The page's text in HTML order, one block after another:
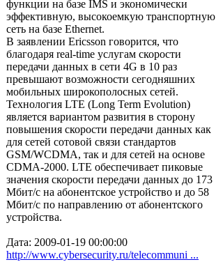
функции на базе IMS и экономически
эффективную, высокоемкую транспортную
сеть на базе Ethernet.
В заявлении Ericsson говорится, что
благодаря real-time услугам скорости
передачи данных в сети 4G в 10 раз
превышают возможности сегодняшних
мобильных широкополосных сетей.
Технология LTE (Long Term Evolution)
является вариантом развития в сторону
повышения скорости передачи данных как
для сетей сотовой связи стандартов
GSM/WCDMA, так и для сетей на основе
CDMA-2000. LTE обеспечивает пиковые
значения скорости передачи данных до 173
Мбит/с на абонентское устройство и до 58
Мбит/с по направлению от абонентского
устройства.
Дата: 2009-01-19 00:00:00
http://www.cybersecurity.ru/telecommuni ...